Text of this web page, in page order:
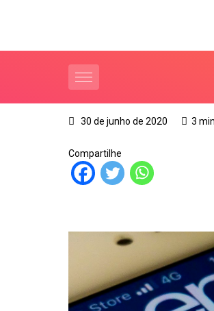
30 de junho de 2020 3
Compartilhe